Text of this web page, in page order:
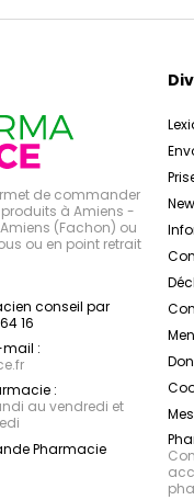
de commander
produits à Amiens -
(Fachon) ou
ou en point retrait
conseil par
16
:
:
au vendredi et
Pharmacie